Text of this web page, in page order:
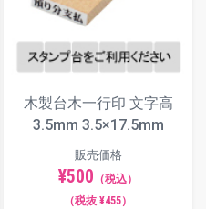
3.5×30 3.5×40
4×29 4×40
4.5×29 4.5×40
5×40
5.5×41
木製台木一行印 文字高
3.5mm 3.5×17.5mm
販売価格
¥500 （税込）
（税抜 ¥455）